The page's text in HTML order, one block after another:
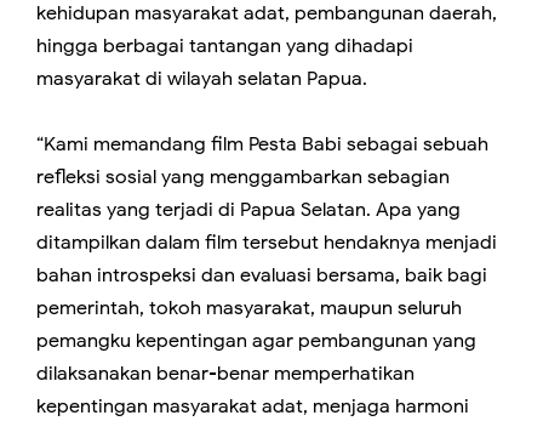
kehidupan masyarakat adat, pembangunan daerah,
hingga berbagai tantangan yang dihadapi
masyarakat di wilayah selatan Papua.
“Kami memandang film Pesta Babi sebagai sebuah
refleksi sosial yang menggambarkan sebagian
realitas yang terjadi di Papua Selatan. Apa yang
ditampilkan dalam film tersebut hendaknya menjadi
bahan introspeksi dan evaluasi bersama, baik bagi
pemerintah, tokoh masyarakat, maupun seluruh
pemangku kepentingan agar pembangunan yang
dilaksanakan benar-benar memperhatikan
kepentingan masyarakat adat, menjaga harmoni